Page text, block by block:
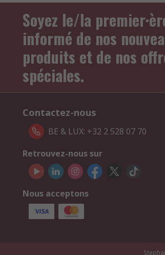
Soyez le/la
informé de nos
produits et de nos
spéciales.
Contactez-nous
BE & LUX: +32 2 528 07 70
Retrouvez-nous sur
Nous acceptons